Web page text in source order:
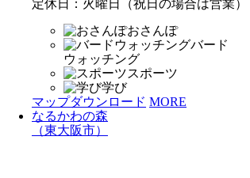
定休日：火曜日（祝日の場合は営業）
おさんぽ
バード
ウォッチング
スポーツ
学び
マップダウンロード MORE
なるかわの森
（東大阪市）